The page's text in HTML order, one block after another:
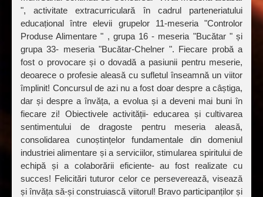
", activitate extracurriculară în cadrul parteneriatului
educațional între elevii grupelor 11-meseria "Controlor
Produse Alimentare " , grupa 16 - meseria "Bucătar " și
grupa 33- meseria "Bucătar-Chelner ". Fiecare probă a
fost o provocare și o dovadă a pasiunii pentru meserie,
deoarece o profesie aleasă cu sufletul înseamnă un viitor
împlinit! Concursul de azi nu a fost doar despre a câștiga,
dar și despre a învăța, a evolua și a deveni mai buni în
fiecare zi! Obiectivele activității- educarea și cultivarea
sentimentului de dragoste pentru meseria aleasă,
consolidarea cunoștințelor fundamentale din domeniul
industriei alimentare și a serviciilor, stimularea spiritului de
echipă și a colaborării eficiente- au fost realizate cu
succes! Felicitări tuturor celor ce perseverează, visează
și învăța să-și construiască viitorul! Bravo participanților și